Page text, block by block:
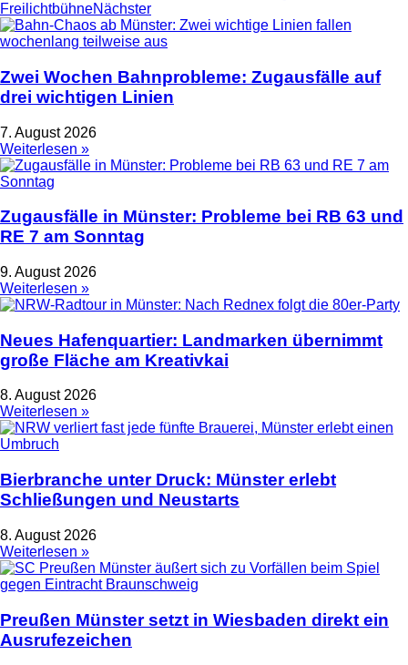
FreilichtbühneNächster
Zwei Wochen Bahnprobleme: Zugausfälle auf
drei wichtigen Linien
7. August 2026
Weiterlesen »
Zugausfälle in Münster: Probleme bei RB 63 und
RE 7 am Sonntag
9. August 2026
Weiterlesen »
Neues Hafenquartier: Landmarken übernimmt
große Fläche am Kreativkai
8. August 2026
Weiterlesen »
Bierbranche unter Druck: Münster erlebt
Schließungen und Neustarts
8. August 2026
Weiterlesen »
Preußen Münster setzt in Wiesbaden direkt ein
Ausrufezeichen